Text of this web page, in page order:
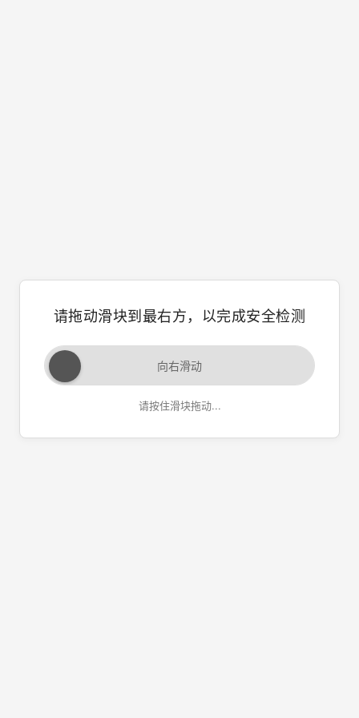
请拖动滑块到最右方，以完成安全检测
向右滑动
请按住滑块拖动...